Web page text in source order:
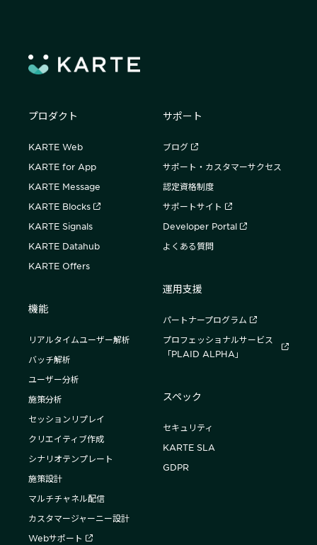
プロダクト
KARTE Web
KARTE for App
KARTE Message
KARTE Blocks
KARTE Signals
KARTE Datahub
KARTE Offers
機能
リアルタイムユーザー解析
バッチ解析
ユーザー分析
施策分析
セッションリプレイ
クリエイティブ作成
シナリオテンプレート
施策設計
マルチチャネル配信
カスタマージャーニー設計
Webサポート
サポート
ブログ
サポート・カスタマーサクセス
認定資格制度
サポートサイト
Developer Portal
よくある質問
運用支援
パートナープログラム
プロフェッショナルサービス
「PLAID ALPHA」
スペック
セキュリティ
KARTE SLA
GDPR